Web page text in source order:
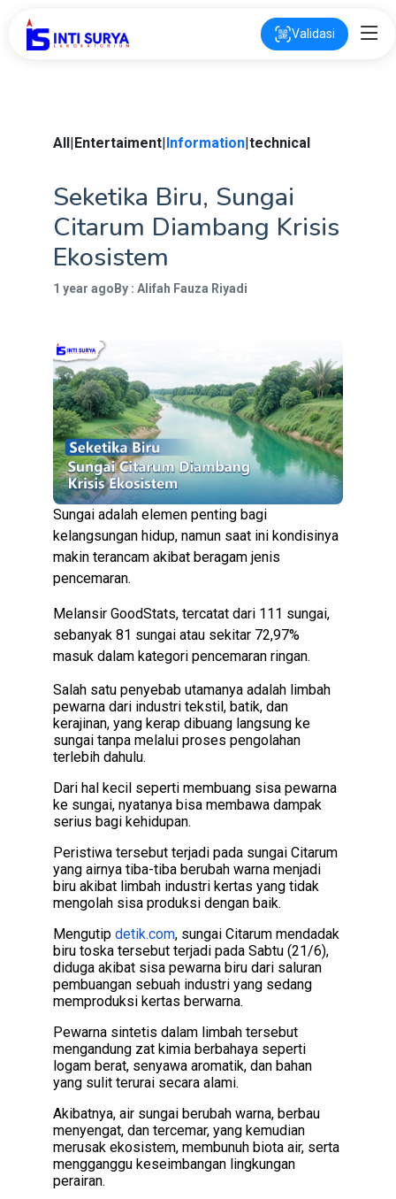
Validasi
All|Entertaiment|Information|technical
Seketika Biru, Sungai
Citarum Diambang Krisis
Ekosistem
1 year ago By : Alifah Fauza Riyadi
Sungai adalah elemen penting bagi
kelangsungan hidup, namun saat ini kondisinya
makin terancam akibat beragam jenis
pencemaran.
Melansir GoodStats, tercatat dari 111 sungai,
sebanyak 81 sungai atau sekitar 72,97%
masuk dalam kategori pencemaran ringan.
Salah satu penyebab utamanya adalah limbah
pewarna dari industri tekstil, batik, dan
kerajinan, yang kerap dibuang langsung ke
sungai tanpa melalui proses pengolahan
terlebih dahulu.
Dari hal kecil seperti membuang sisa pewarna
ke sungai, nyatanya bisa membawa dampak
serius bagi kehidupan.
Peristiwa tersebut terjadi pada sungai Citarum
yang airnya tiba-tiba berubah warna menjadi
biru akibat limbah industri kertas yang tidak
mengolah sisa produksi dengan baik.
Mengutip detik.com, sungai Citarum mendadak
biru toska tersebut terjadi pada Sabtu (21/6),
diduga akibat sisa pewarna biru dari saluran
pembuangan sebuah industri yang sedang
memproduksi kertas berwarna.
Pewarna sintetis dalam limbah tersebut
mengandung zat kimia berbahaya seperti
logam berat, senyawa aromatik, dan bahan
yang sulit terurai secara alami.
Akibatnya, air sungai berubah warna, berbau
menyengat, dan tercemar, yang kemudian
merusak ekosistem, membunuh biota air, serta
mengganggu keseimbangan lingkungan
perairan.